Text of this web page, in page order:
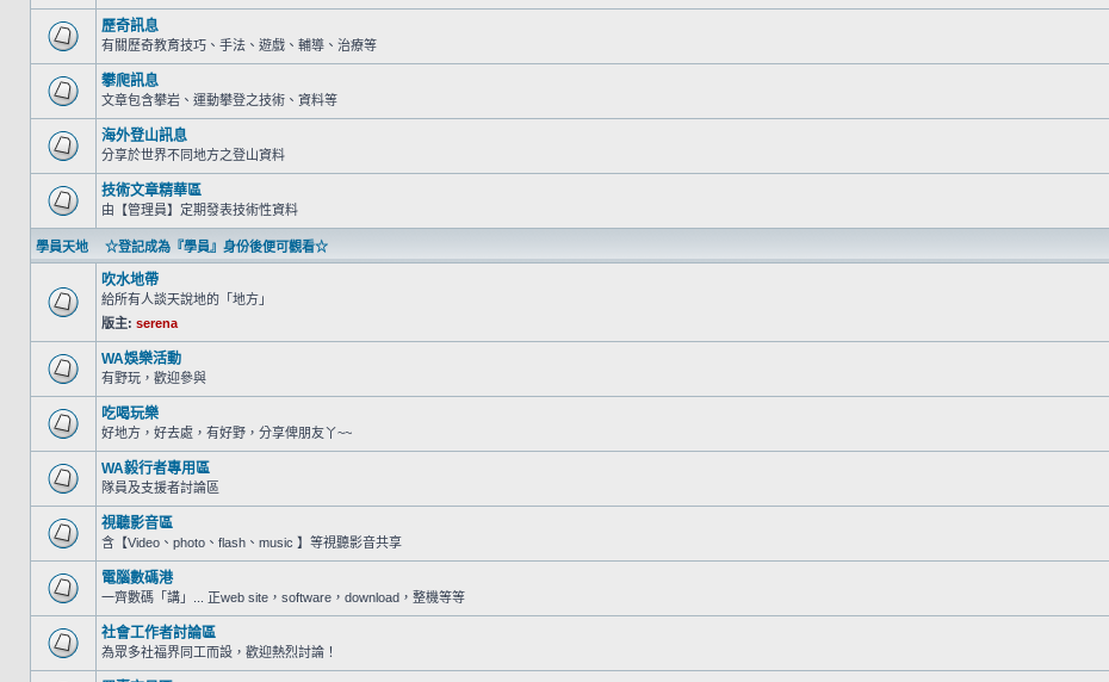
歷奇訊息
有關歷奇教育技巧、手法、遊戲、輔導、治療等
攀爬訊息
文章包含攀岩、運動攀登之技術、資料等
海外登山訊息
分享於世界不同地方之登山資料
技術文章精華區
由【管理員】定期發表技術性資料
學員天地 ☆登記成為『學員』身份後便可觀看☆
吹水地帶
給所有人談天說地的「地方」
版主: serena
WA娛樂活動
有野玩，歡迎參與
吃喝玩樂
好地方，好去處，有好野，分享俾朋友丫~~
WA毅行者專用區
隊員及支援者討論區
視聽影音區
含【Video、photo、flash、music 】等視聽影音共享
電腦數碼港
一齊數碼「講」... 正web site，software，download，整機等等
社會工作者討論區
為眾多社福界同工而設，歡迎熱烈討論！